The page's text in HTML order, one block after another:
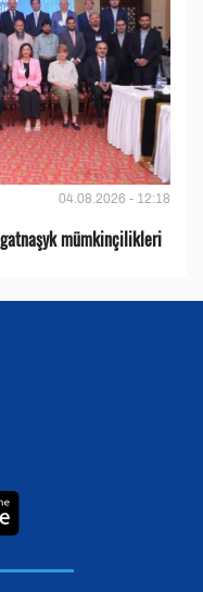
04.08.2026 - 12:18
mümkinçilikleri